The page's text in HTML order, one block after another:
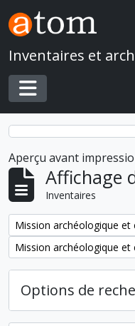
Skip to main content
Inventaires et
Toggle
Aperçu avant
Affichage
Inventaires
Remove filter:
Remove filter:
Options de